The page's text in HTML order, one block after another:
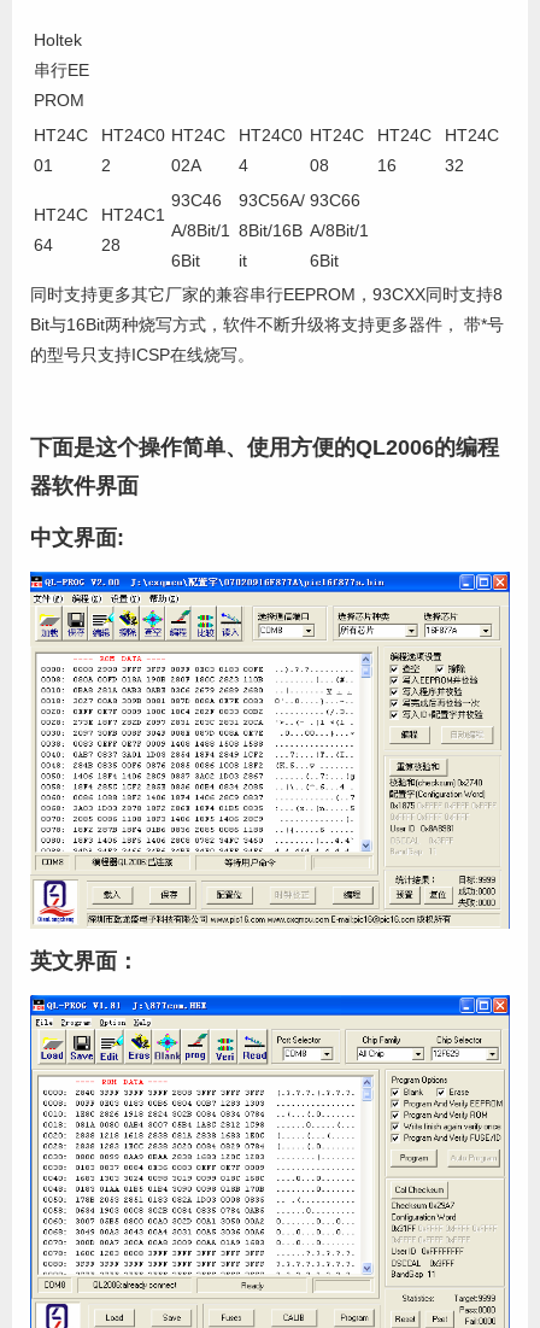
Holtek
串行EE
PROM
HT24C
01
HT24C0
2
HT24C
02A
HT24C0
4
HT24C
08
HT24C
16
HT24C
32
HT24C
64
HT24C1
28
93C46
A/8Bit/1
6Bit
93C56A/
8Bit/16B
it
93C66
A/8Bit/1
6Bit
同时支持更多其它厂家的兼容串行EEPROM，93CXX同时支持8
Bit与16Bit两种烧写方式，软件不断升级将支持更多器件， 带*号
的型号只支持ICSP在线烧写。
下面是这个操作简单、使用方便的QL2006的编程
器软件界面
中文界面:
英文界面：